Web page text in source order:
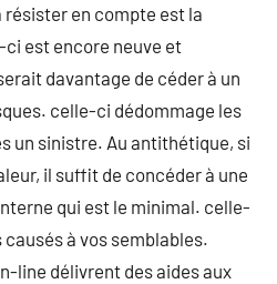
en compte est la
est encore neuve et
davantage de céder à un
celle-ci dédommage les
un sinistre. Au antithétique, si
il suffit de concéder à une
qui est le minimal. celle-
à vos semblables.
line délivrent des aides aux